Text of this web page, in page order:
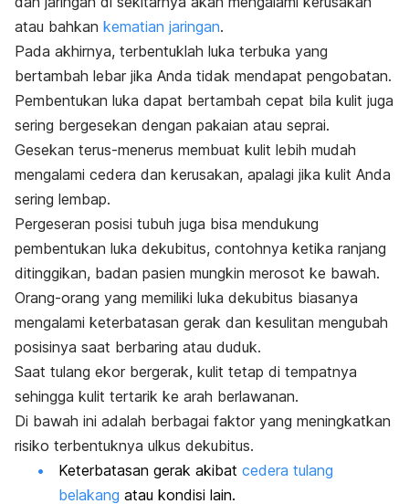
atau bahkan kematian jaringan.
Pada akhirnya, terbentuklah luka terbuka yang
bertambah lebar jika Anda tidak mendapat pengobatan.
Pembentukan luka dapat bertambah cepat bila kulit juga
sering bergesekan dengan pakaian atau seprai.
Gesekan terus-menerus membuat kulit lebih mudah
mengalami cedera dan kerusakan, apalagi jika kulit Anda
sering lembap.
Pergeseran posisi tubuh juga bisa mendukung
pembentukan luka dekubitus, contohnya ketika ranjang
ditinggikan, badan pasien mungkin merosot ke bawah.
Orang-orang yang memiliki luka dekubitus biasanya
mengalami keterbatasan gerak dan kesulitan mengubah
posisinya saat berbaring atau duduk.
Saat tulang ekor bergerak, kulit tetap di tempatnya
sehingga kulit tertarik ke arah berlawanan.
Di bawah ini adalah berbagai faktor yang meningkatkan
risiko terbentuknya ulkus dekubitus.
Keterbatasan gerak akibat cedera tulang
belakang atau kondisi lain.